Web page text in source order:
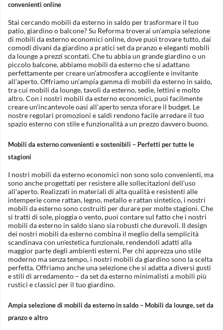
convenienti online
Stai cercando mobili da esterno in saldo per trasformare il tuo
patio, giardino o balcone? Su Reforma troverai un'ampia selezione
di mobili da esterno economici online, dove puoi trovare tutto, dai
comodi divani da giardino a pratici set da pranzo e eleganti mobili
da lounge a prezzi scontati. Che tu abbia un grande giardino o un
piccolo balcone, abbiamo mobili da esterno che si adattano
perfettamente per creare un'atmosfera accogliente e invitante
all'aperto. Offriamo un'ampia gamma di mobili da esterno in saldo,
tra cui mobili da lounge, tavoli da esterno, sedie, lettini e molto
altro. Con i nostri mobili da esterno economici, puoi facilmente
creare un'incantevole oasi all'aperto senza sforare il budget. Le
nostre regolari promozioni e saldi rendono facile arredare il tuo
spazio esterno con stile e funzionalità a un prezzo davvero buono.
Mobili da esterno convenienti e sostenibili – Perfetti per tutte le
stagioni
I nostri mobili da esterno economici non sono solo convenienti, ma
sono anche progettati per resistere alle sollecitazioni dell'uso
all'aperto. Realizzati in materiali di alta qualità e resistenti alle
intemperie come rattan, legno, metallo e rattan sintetico, i nostri
mobili da esterno sono costruiti per durare per molte stagioni. Che
si tratti di sole, pioggia o vento, puoi contare sul fatto che i nostri
mobili da esterno in saldo siano sia robusti che durevoli. Il design
dei nostri mobili da esterno combina il meglio della semplicità
scandinava con un'estetica funzionale, rendendoli adatti alla
maggior parte degli ambienti esterni. Per chi apprezza uno stile
moderno ma senza tempo, i nostri mobili da giardino sono la scelta
perfetta. Offriamo anche una selezione che si adatta a diversi gusti
e stili di arredamento – da set da esterno minimalisti a mobili più
rustici e classici per il tuo giardino.
Ampia selezione di mobili da esterno in saldo – Mobili da lounge, set da
pranzo e altro